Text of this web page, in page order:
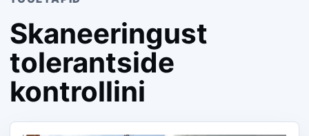
Skaneeringust
tolerantside
kontrollini